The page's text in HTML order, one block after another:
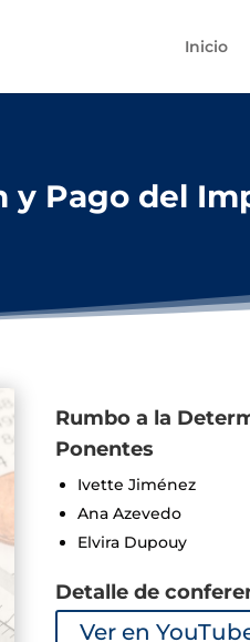
Inicio
Pago del
Rumbo a la
Ponentes
Ivette Jiménez
Ana Azevedo
Elvira Dupouy
Detalle de
Ver en